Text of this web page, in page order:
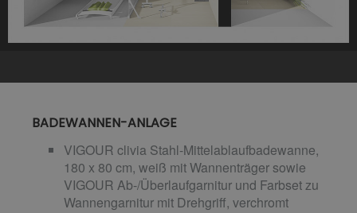
BADEWANNEN-ANLAGE
VIGOUR clivia Stahl-Mittelablaufbadewanne,
180 x 80 cm, weiß mit Wannenträger sowie
VIGOUR Ab-/Überlaufgarnitur und Farbset zu
Wannengarnitur mit Drehgriff, verchromt